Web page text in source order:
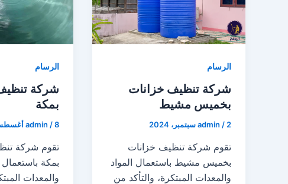
الرسام
شركة تنظيف خزانات
بخميس مشيط
admin /2 سبتمبر، 2024
تقوم شركة تنظيف خزانات
بخميس مشيط باستعمال المواد
والمعدات المبتكرة، والتأكد من
الرسام
شركة
بمكة
admin/8 أغسطس، 2024
تقوم شركة
بمكة باستعمال
والمعدات